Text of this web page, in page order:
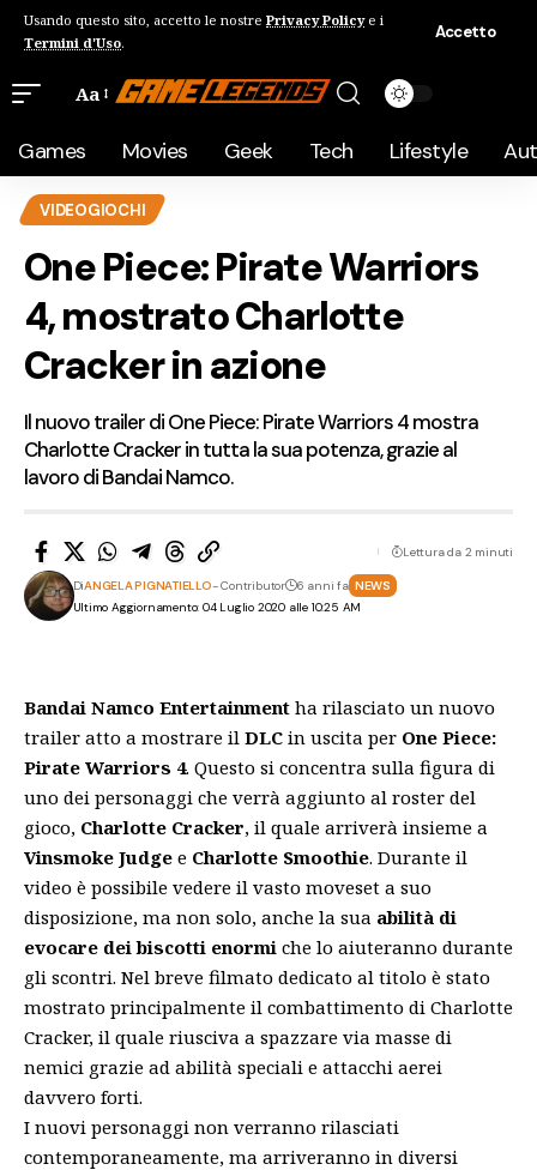
Usando questo sito, accetto le nostre Privacy Policye i
Termini d'Uso.
Accetto
Aa
Games Movies Geek Tech Lifestyle
VIDEOGIOCHI
One Piece: Pirate Warriors
4, mostrato Charlotte
Cracker in azione
Il nuovo trailer di One Piece: Pirate Warriors 4 mostra
Charlotte Cracker in tutta la sua potenza, grazie al
lavoro di Bandai Namco.
Ultimo Aggiornamento: 04 Luglio 2020 alle 10:25 AM
DiANGELA PIGNATIELLO- Contributor 6 anni fa NEWS
Lettura da 2 minuti
Bandai Namco Entertainment ha rilasciato un nuovo
trailer atto a mostrare il DLC in uscita per One Piece:
Pirate Warriors 4. Questo si concentra sulla figura di
uno dei personaggi che verrà aggiunto al roster del
gioco, Charlotte Cracker, il quale arriverà insieme a
Vinsmoke Judge e Charlotte Smoothie. Durante il
video è possibile vedere il vasto moveset a suo
disposizione, ma non solo, anche la sua abilità di
evocare dei biscotti enormi che lo aiuteranno durante
gli scontri. Nel breve filmato dedicato al titolo è stato
mostrato principalmente il combattimento di Charlotte
Cracker, il quale riusciva a spazzare via masse di
nemici grazie ad abilità speciali e attacchi aerei
davvero forti.
I nuovi personaggi non verranno rilasciati
contemporaneamente, ma arriveranno in diversi